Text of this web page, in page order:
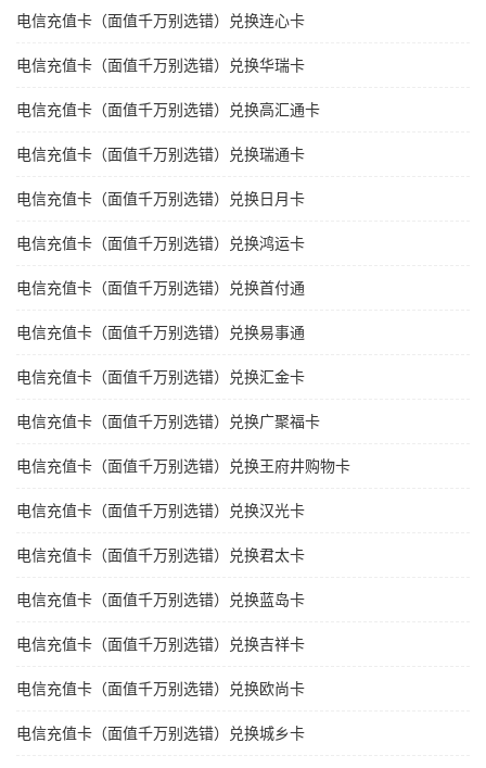
电信充值卡（面值千万别选错）兑换连心卡
电信充值卡（面值千万别选错）兑换华瑞卡
电信充值卡（面值千万别选错）兑换高汇通卡
电信充值卡（面值千万别选错）兑换瑞通卡
电信充值卡（面值千万别选错）兑换日月卡
电信充值卡（面值千万别选错）兑换鸿运卡
电信充值卡（面值千万别选错）兑换首付通
电信充值卡（面值千万别选错）兑换易事通
电信充值卡（面值千万别选错）兑换汇金卡
电信充值卡（面值千万别选错）兑换广聚福卡
电信充值卡（面值千万别选错）兑换王府井购物卡
电信充值卡（面值千万别选错）兑换汉光卡
电信充值卡（面值千万别选错）兑换君太卡
电信充值卡（面值千万别选错）兑换蓝岛卡
电信充值卡（面值千万别选错）兑换吉祥卡
电信充值卡（面值千万别选错）兑换欧尚卡
电信充值卡（面值千万别选错）兑换城乡卡